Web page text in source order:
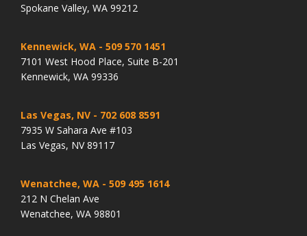
Spokane Valley, WA 99212
Kennewick, WA - 509 570 1451
7101 West Hood Place, Suite B-201
Kennewick, WA 99336
Las Vegas, NV - 702 608 8591
7935 W Sahara Ave #103
Las Vegas, NV 89117
Wenatchee, WA - 509 495 1614
212 N Chelan Ave
Wenatchee, WA 98801